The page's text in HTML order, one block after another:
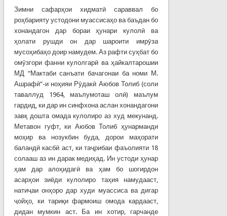
Зимни сафарҳои хидматӣ сараввал бо
роҳбарияту устодони муассисаҳо ва баъдан бо
хонандагон дар бораи ҳунари кулолӣ ва
ҳолати рушди он дар шароити имрӯза
мусоҳибаҳо доир намудем. Аз рафти суҳбат бо
омӯзгори фанни кулолгарӣ ва ҳайкалтарошии
МД “Мактаби санъати бачагонаи ба номи М.
Ашрафӣ”-и ноҳияи Рӯдакӣ Аюбов Толиб (соли
таваллуд 1964, маълумоташ олӣ) маълум
гардид, ки дар ин синфхона аслан хонандагони
завқ дошта омада кулолиро аз худ мекунанд.
Метавон гуфт, ки Аюбов Толиб ҳунарманди
моҳир ва нозукбин буда, дорои маҳорати
баландӣ касбӣ аст, ки таҷрибаи фаъолияти 18
солааш аз ин дарак медиҳад. Ин устоди ҳунар
ҳам дар алоҳидагӣ ва ҳам бо шогирдон
асарҳои зиёди кулолиро таҳия намудааст,
натиҷаи онҳоро дар худи муассиса ва дигар
ҷойҳо, ки тариқи фармоиш омода кардааст,
дидан мумкин аст. Ба ин хотир, гарчанде